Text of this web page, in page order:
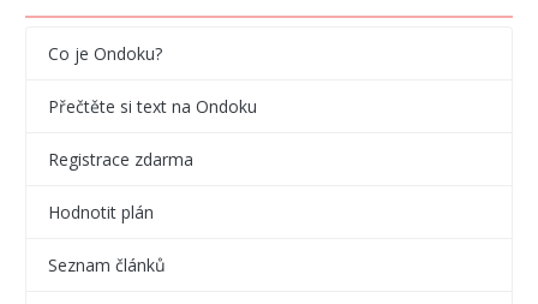
Co je Ondoku?
Přečtěte si text na Ondoku
Registrace zdarma
Hodnotit plán
Seznam článků